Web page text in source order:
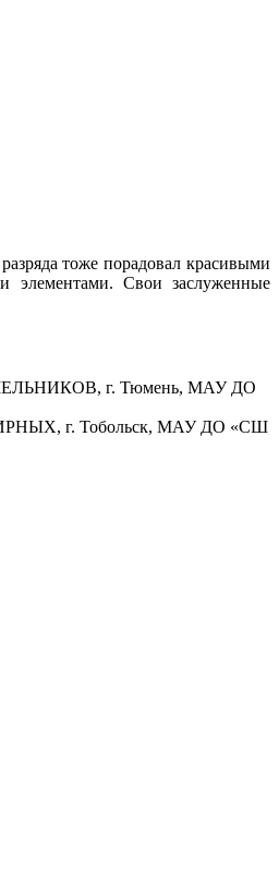
тоже порадовал красивыми
элементами. Свои заслуженные
г. Тюмень, МАУ ДО
г. Тобольск, МАУ ДО «СШ